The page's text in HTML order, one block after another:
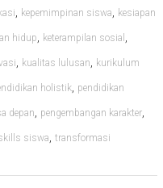
, kepemimpinan siswa, kesiapan
hidup, keterampilan sosial ,
, kualitas lulusan, kurikulum
holistik, pendidikan
depan, pengembangan karakter,
siswa, transformasi